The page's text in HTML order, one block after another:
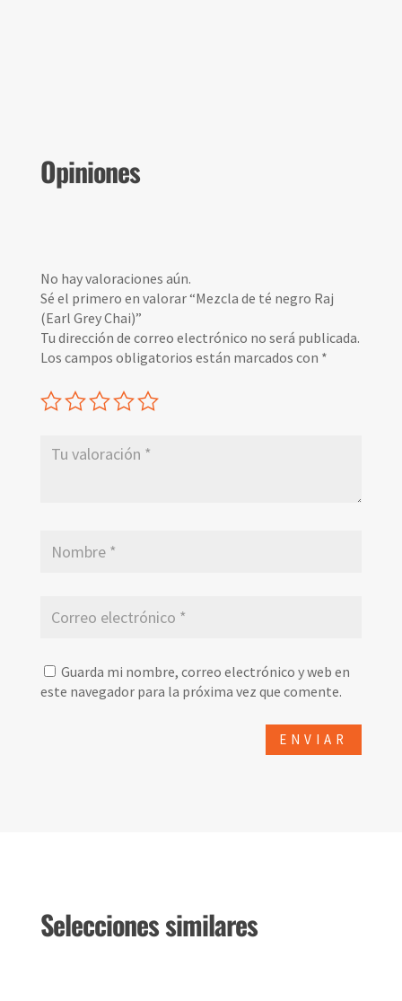
Opiniones
No hay valoraciones aún.
Sé el primero en valorar “Mezcla de té negro Raj
(Earl Grey Chai)”
Tu dirección de correo electrónico no será publicada.
Los campos obligatorios están marcados con *
Guarda mi nombre, correo electrónico y web en
este navegador para la próxima vez que comente.
Selecciones similares